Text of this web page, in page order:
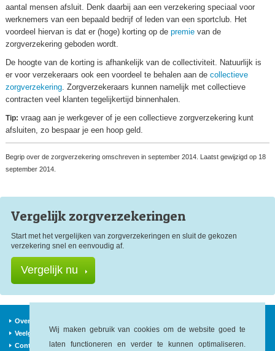
Wij maken gebruik van cookies om de website goed te
laten functioneren en verder te kunnen optimaliseren.
aantal mensen afsluit. Denk daarbij aan een verzekering speciaal voor
werknemers van een bepaald bedrijf of leden van een sportclub. Het
voordeel hiervan is dat er (hoge) korting op de premie van de
zorgverzekering geboden wordt.
De hoogte van de korting is afhankelijk van de collectiviteit. Natuurlijk is
er voor verzekeraars ook een voordeel te behalen aan de collectieve
zorgverzekering. Zorgverzekeraars kunnen namelijk met collectieve
contracten veel klanten tegelijkertijd binnenhalen.
Tip: vraag aan je werkgever of je een collectieve zorgverzekering kunt
afsluiten, zo bespaar je een hoop geld.
Begrip over de zorgverzekering omschreven in september 2014. Laatst gewijzigd op 18
september 2014.
Vergelijk zorgverzekeringen
Start met het vergelijken van zorgverzekeringen en sluit de gekozen
verzekering snel en eenvoudig af.
Vergelijk nu
Over ons
Veelgestelde vragen
Begrippen
Sitemap
Contact